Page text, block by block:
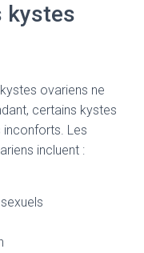
kystes
ovariens ne
certains kystes
inconforts. Les
incluent :